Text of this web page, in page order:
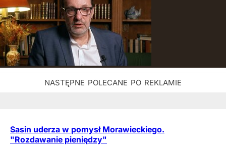
Sasin uderza w pomysł Morawieckiego.
"Rozdawanie pieniędzy"